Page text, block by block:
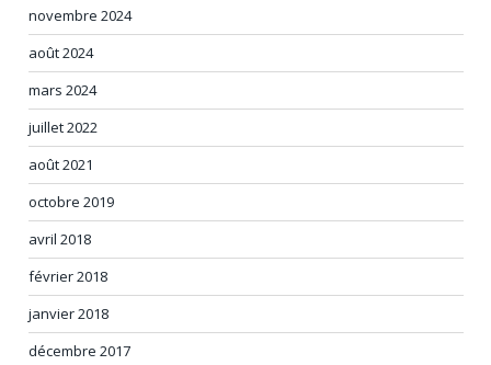
novembre 2024
août 2024
mars 2024
juillet 2022
août 2021
octobre 2019
avril 2018
février 2018
janvier 2018
décembre 2017